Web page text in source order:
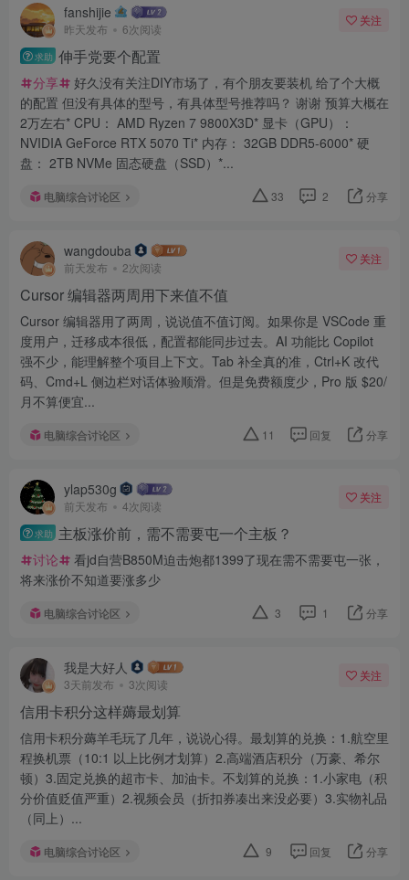
fanshijie
昨天发布 6次阅读
关注
求助 伸手党要个配置
分享
好久没有关注DIY市场了，有个朋友要装机 给了个大概
的配置 但没有具体的型号，有具体型号推荐吗？ 谢谢 预算大概在
2万左右* CPU： AMD Ryzen 7 9800X3D* 显卡（GPU）：
NVIDIA GeForce RTX 5070 Ti* 内存： 32GB DDR5-6000* 硬
盘： 2TB NVMe 固态硬盘（SSD）*...
电脑综合讨论区 33 2 分享
wangdouba
前天发布 2次阅读
关注
Cursor 编辑器两周用下来值不值
Cursor 编辑器用了两周，说说值不值订阅。如果你是 VSCode 重
度用户，迁移成本很低，配置都能同步过去。AI 功能比 Copilot
强不少，能理解整个项目上下文。Tab 补全真的准，Ctrl+K 改代
码、Cmd+L 侧边栏对话体验顺滑。但是免费额度少，Pro 版 $20/
月不算便宜...
电脑综合讨论区 11 回复 分享
ylap530g
前天发布 4次阅读
关注
求助 主板涨价前，需不需要屯一个主板？
讨论
看jd自营B850M迫击炮都1399了现在需不需要屯一张，
将来涨价不知道要涨多少
电脑综合讨论区 3 1 分享
我是大好人
3天前发布 3次阅读
关注
信用卡积分这样薅最划算
信用卡积分薅羊毛玩了几年，说说心得。最划算的兑换：1.航空里
程换机票（10:1 以上比例才划算）2.高端酒店积分（万豪、希尔
顿）3.固定兑换的超市卡、加油卡。不划算的兑换：1.小家电（积
分价值贬值严重）2.视频会员（折扣券凑出来没必要）3.实物礼品
（同上）...
电脑综合讨论区 9 回复 分享